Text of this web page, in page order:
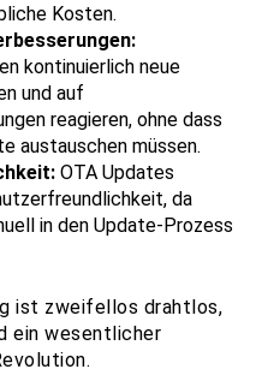
Kosten.
kontinuierlich neue
und auf
reagieren, ohne dass
austauschen müssen.
OTA Updates
da
in den Update-Prozess
ist zweifellos drahtlos,
ein wesentlicher